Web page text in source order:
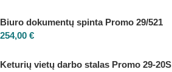
Biuro dokumentų spinta Promo 29/521
254,00 €
Keturių vietų darbo stalas Promo 29-20S